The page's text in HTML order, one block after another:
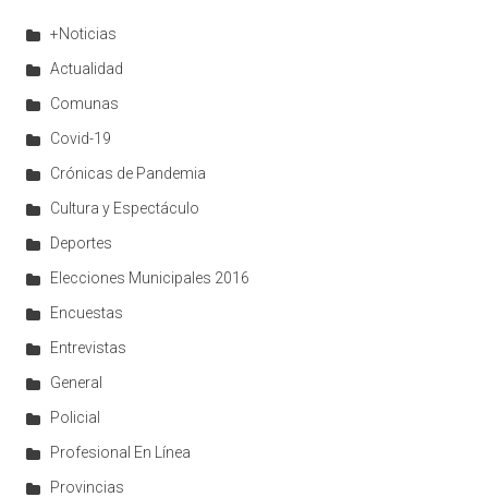
+Noticias
Actualidad
Comunas
Covid-19
Crónicas de Pandemia
Cultura y Espectáculo
Deportes
Elecciones Municipales 2016
Encuestas
Entrevistas
General
Policial
Profesional En Línea
Provincias